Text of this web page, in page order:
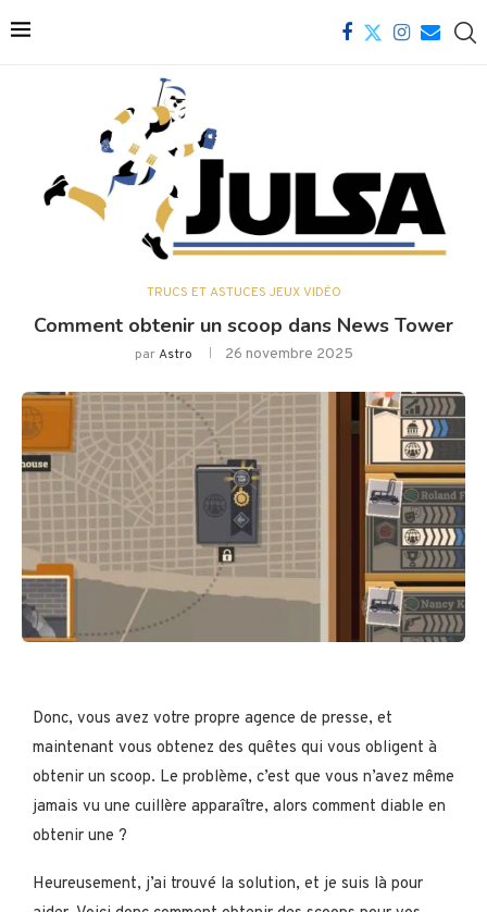
TRUCS ET ASTUCES JEUX VIDÉO
Comment obtenir un scoop dans News Tower
parAstro 26 novembre 2025
Donc, vous avez votre propre agence de presse, et
maintenant vous obtenez des quêtes qui vous obligent à
obtenir un scoop. Le problème, c’est que vous n’avez même
jamais vu une cuillère apparaître, alors comment diable en
obtenir une ?
Heureusement, j’ai trouvé la solution, et je suis là pour